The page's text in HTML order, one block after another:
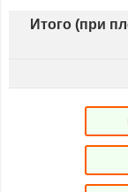
Итого (при